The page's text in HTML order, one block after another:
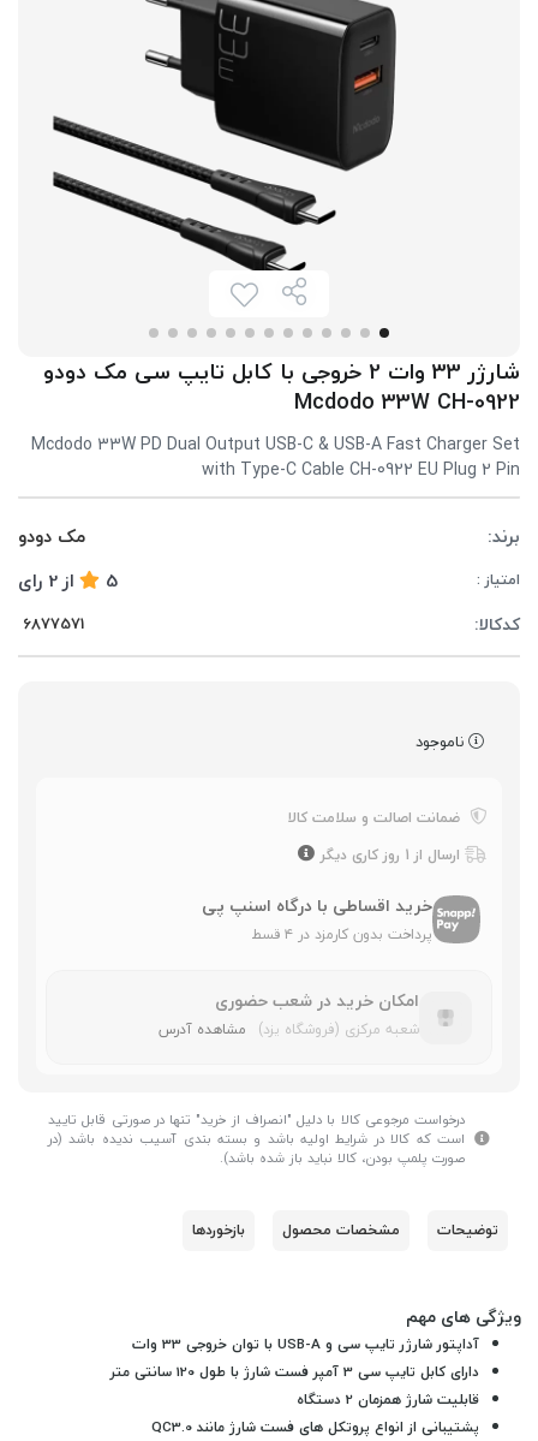
شارژر 33 وات 2 خروجی با کابل تایپ سی مک دودو
Mcdodo 33W CH-0922
Mcdodo 33W PD Dual Output USB-C & USB-A Fast Charger Set
with Type-C Cable CH-0922 EU Plug 2 Pin
برند: مک دودو
امتیاز : 5 از2 رای
کدکالا:
ناموجود
ضمانت اصالت و سلامت کالا
ارسال از 1 روز کاری دیگر
خرید اقساطی با درگاه اسنپ پی
پرداخت بدون کارمزد در ۴ قسط
امکان خرید در شعب حضوری
شعبه مرکزی (فروشگاه یزد) مشاهده آدرس
درخواست مرجوعی کالا با دلیل "انصراف از خرید" تنها در صورتی قابل تایید
است که کالا در شرایط اولیه باشد و بسته بندی آسیب ندیده باشد (در
صورت پلمپ بودن، کالا نباید باز شده باشد).
توضیحات مشخصات محصول بازخوردها
ویژگی های مهم
آداپتور شارژر تایپ سی و USB-A با توان خروجی 33 وات
دارای کابل تایپ سی 3 آمپر فست شارژ با طول 120 سانتی متر
قابلیت شارژ همزمان 2 دستگاه
پشتیبانی از انواع پروتکل های فست شارژ مانند QC3.0